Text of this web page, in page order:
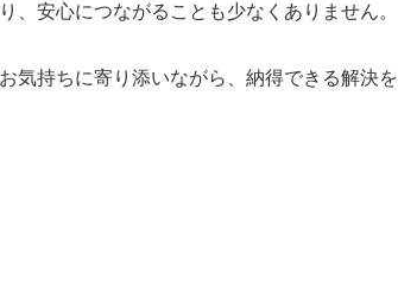
、安心につながることも少なくありません。
気持ちに寄り添いながら、納得できる解決を